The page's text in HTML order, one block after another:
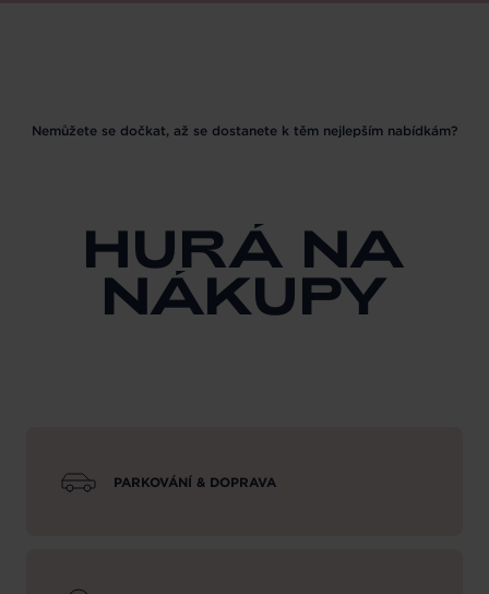
Nemůžete se dočkat, až se dostanete k těm nejlepším nabídkám?
HURÁ NA
NÁKUPY
PARKOVÁNÍ & DOPRAVA